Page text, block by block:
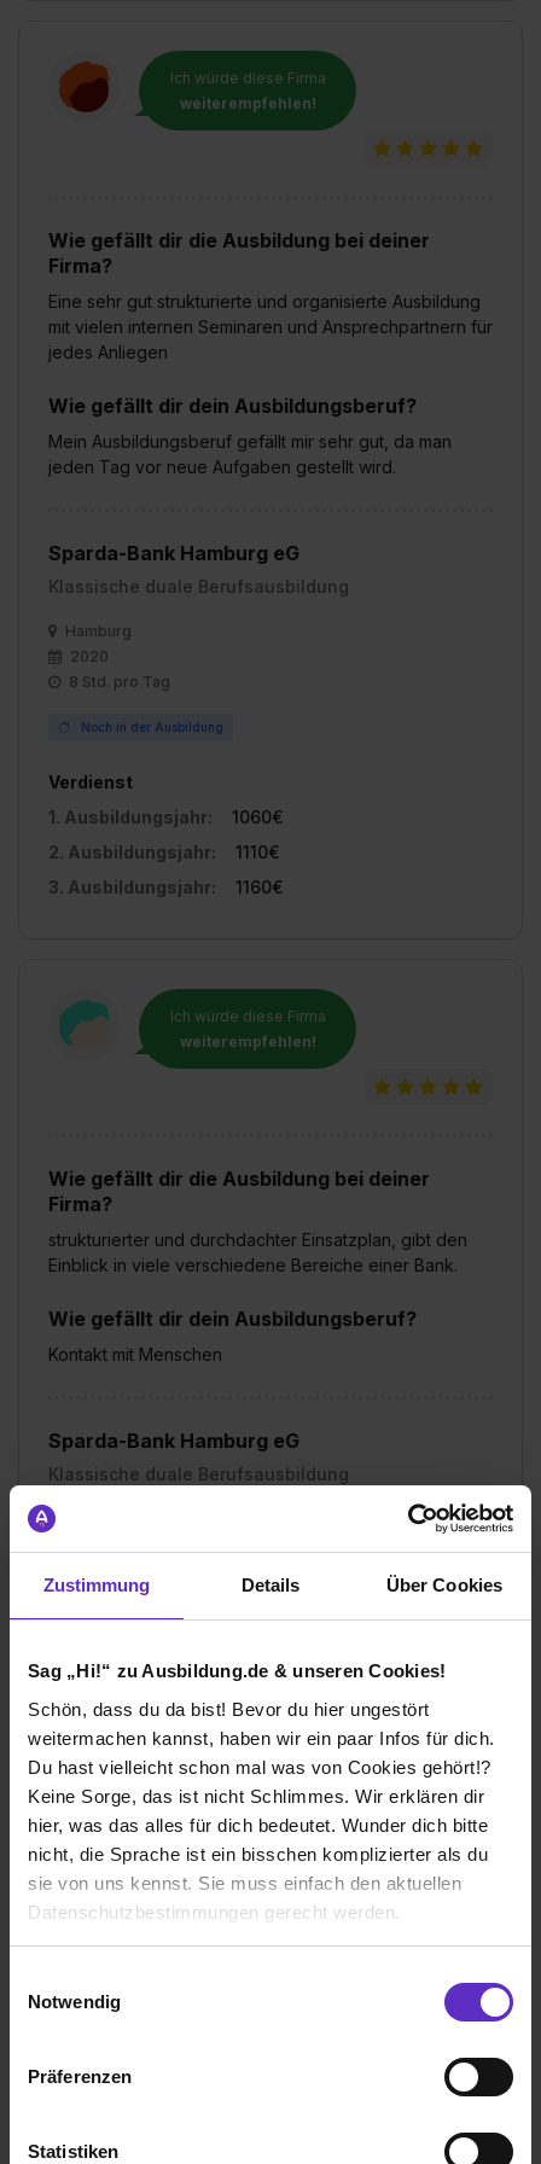
Zustimmung Details Über Cookies
Sag „Hi!“ zu Ausbildung.de & unseren Cookies!
Schön, dass du da bist! Bevor du hier ungestört
weitermachen kannst, haben wir ein paar Infos für dich.
Du hast vielleicht schon mal was von Cookies gehört!?
Keine Sorge, das ist nicht Schlimmes. Wir erklären dir
hier, was das alles für dich bedeutet. Wunder dich bitte
nicht, die Sprache ist ein bisschen komplizierter als du
sie von uns kennst. Sie muss einfach den aktuellen
Datenschutzbestimmungen gerecht werden.
Benutzung der Webseite getroffenen Einstellungen zu
Webseite zu analysieren („Statistiken“), um
Notwendig
Präferenzen
Statistiken
Ich würde diese Firma
weiterempfehlen!
Wie gefällt dir die Ausbildung bei deiner
Firma?
Eine sehr gut strukturierte und organisierte Ausbildung
mit vielen internen Seminaren und Ansprechpartnern für
jedes Anliegen
Wie gefällt dir dein Ausbildungsberuf?
Mein Ausbildungsberuf gefällt mir sehr gut, da man
jeden Tag vor neue Aufgaben gestellt wird.
Sparda-Bank Hamburg eG
Klassische duale Berufsausbildung
Hamburg
2020
8 Std. pro Tag
Noch in der Ausbildung
Verdienst
1. Ausbildungsjahr:
1060€
2. Ausbildungsjahr:
1110€
3. Ausbildungsjahr:
1160€
Ich würde diese Firma
weiterempfehlen!
Wie gefällt dir die Ausbildung bei deiner
Firma?
strukturierter und durchdachter Einsatzplan, gibt den
Einblick in viele verschiedene Bereiche einer Bank.
Wie gefällt dir dein Ausbildungsberuf?
Kontakt mit Menschen
Sparda-Bank Hamburg eG
Klassische duale Berufsausbildung
Ich würde diese Firma
weiterempfehlen!
Wie gefällt dir die Ausbildung bei deiner
Firma?
Mein Ausbildungsberuf gefällt mir sehr, weil ich viele
verschiede Bereiche kennenlernen darf. Und es nie